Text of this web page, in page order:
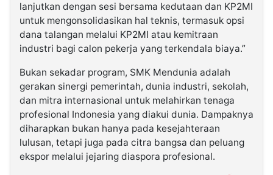
lanjutkan dengan sesi bersama kedutaan dan KP2MI
untuk mengonsolidasikan hal teknis, termasuk opsi
dana talangan melalui KP2MI atau kemitraan
industri bagi calon pekerja yang terkendala biaya.”
Bukan sekadar program, SMK Mendunia adalah
gerakan sinergi pemerintah, dunia industri, sekolah,
dan mitra internasional untuk melahirkan tenaga
profesional Indonesia yang diakui dunia. Dampaknya
diharapkan bukan hanya pada kesejahteraan
lulusan, tetapi juga pada citra bangsa dan peluang
ekspor melalui jejaring diaspora profesional.